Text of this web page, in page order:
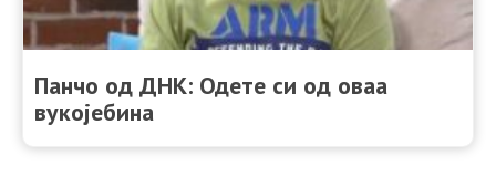
Панчо од ДНК: Одете си од оваа
вукојебина